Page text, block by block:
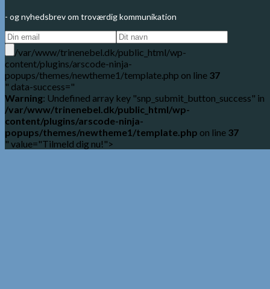
- og nyhedsbrev om troværdig kommunikation
/var/www/trinenebel.dk/public_html/wp-
content/plugins/arscode-ninja-
popups/themes/newtheme1/template.php on line 37
" data-success="
Warning: Undefined array key "snp_submit_button_success" in
/var/www/trinenebel.dk/public_html/wp-
content/plugins/arscode-ninja-
popups/themes/newtheme1/template.php on line 37
" value="Tilmeld dig nu!">